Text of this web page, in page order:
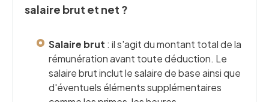
salaire brut et net ?
Salaire brut : il s'agit du montant total de la
rémunération avant toute déduction. Le
salaire brut inclut le salaire de base ainsi que
d'éventuels éléments supplémentaires